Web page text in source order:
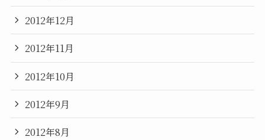
2012年12月
2012年11月
2012年10月
2012年9月
2012年8月